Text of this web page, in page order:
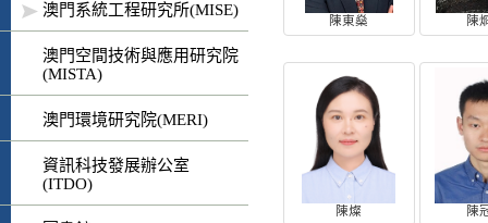
澳門系統工程研究所(MISE)
澳門空間技術與應用研究院
(MISTA)
澳門環境研究院(MERI)
資訊科技發展辦公室
(ITDO)
陳東燊 陳
陳燦 陳